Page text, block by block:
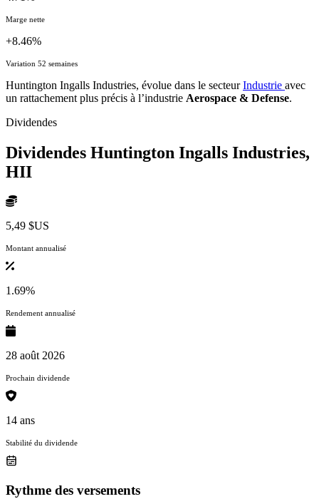
Marge nette
+8.46%
Variation 52 semaines
Huntington Ingalls Industries, évolue dans le secteurIndustrie avec
un rattachement plus précis à l’industrie Aerospace & Defense.
Dividendes
Dividendes Huntington Ingalls Industries,
HII
5,49 $US
Montant annualisé
1.69%
Rendement annualisé
28 août 2026
Prochain dividende
14 ans
Stabilité du dividende
Rythme des versements